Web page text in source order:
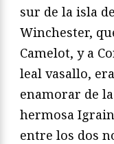
sur de la isla
Winchester,
Camelot, y a
leal vasallo,
enamorar de
hermosa
entre los dos